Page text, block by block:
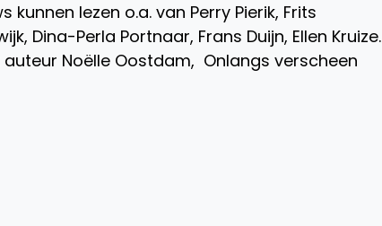
lezen o.a. van Perry Pierik, Frits
Dina-Perla Portnaar, Frans Duijn, Ellen Kruize.
Noëlle Oostdam, Onlangs verscheen